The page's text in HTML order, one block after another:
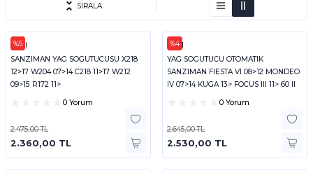
SIRALA
%5
FEBI
SANZIMAN YAG SOGUTUCUSU X218
12>17 W204 07>14 C218 11>17 W212
09>15 R172 11>
0 Yorum
2.475,00 TL
2.360,00 TL
%4
FEBI
YAG SOGUTUCU OTOMATIK
SANZIMAN FIESTA VI 08>12 MONDEO
IV 07>14 KUGA 13> FOCUS III 11> 60 II
0 Yorum
2.645,00 TL
2.530,00 TL